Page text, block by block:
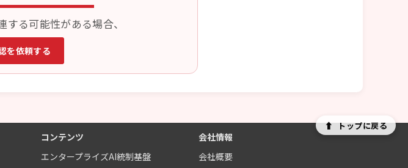
る可能性がある場合、
を依頼する
⬆ トップに戻る
コンテンツ
エンタープライズAI統制基盤
会社情報
会社概要